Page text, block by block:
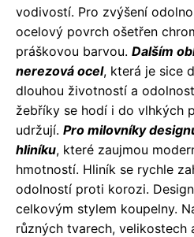
vodivostí. Pro zvýšení
ocelový povrch ošetřen
práškovou barvou. Dalším
nerezová ocel, která je sice
dlouhou životností a
žebříky se hodí i do vlhkých
udržují. Pro milovníky
hliníku, které zaujmou
hmotností. Hliník se rychle
odolností proti korozi.
celkovým stylem koupelny.
různých tvarech, velikostech